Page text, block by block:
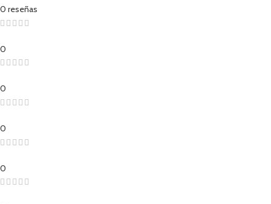
0 reseñas
0
0
0
0